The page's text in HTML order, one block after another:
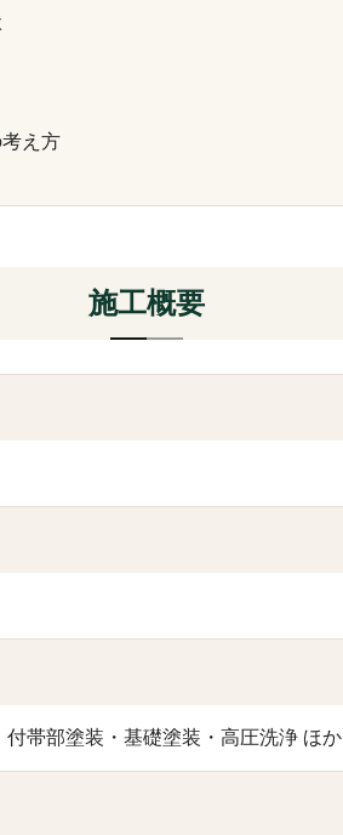
え方
施工概要
帯部塗装・基礎塗装・高圧洗浄 ほか